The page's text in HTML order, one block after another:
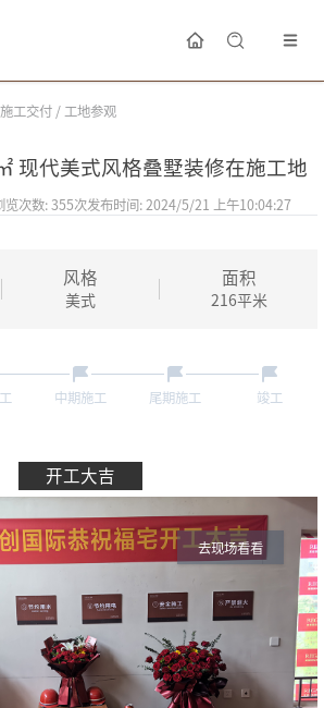
工交付 / 工地参观
现代美式风格叠墅装修在施工地
览次数: 355次发布时间:2024/5/21 上午10:04:27
风格
美式
面积
216平米
中期施工 尾期施工 竣工
开工大吉
去现场看看